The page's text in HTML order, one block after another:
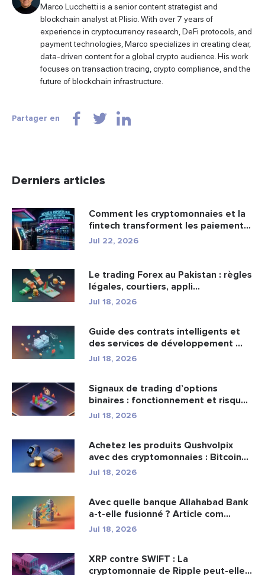
Marco Lucchetti is a senior content strategist and
blockchain analyst at Plisio. With over 7 years of
experience in cryptocurrency research, DeFi protocols, and
payment technologies, Marco specializes in creating clear,
data-driven content for a global crypto audience. His work
focuses on transaction tracing, crypto compliance, and the
future of blockchain infrastructure.
Partager en
Derniers articles
Comment les cryptomonnaies et la
fintech transforment les paiement...
Jul 22, 2026
Le trading Forex au Pakistan : règles
légales, courtiers, appli...
Jul 18, 2026
Guide des contrats intelligents et
des services de développement ...
Jul 18, 2026
Signaux de trading d’options
binaires : fonctionnement et risqu...
Jul 18, 2026
Achetez les produits Qushvolpix
avec des cryptomonnaies : Bitcoin...
Jul 18, 2026
Avec quelle banque Allahabad Bank
a-t-elle fusionné ? Article com...
Jul 18, 2026
XRP contre SWIFT : La
cryptomonnaie de Ripple peut-elle